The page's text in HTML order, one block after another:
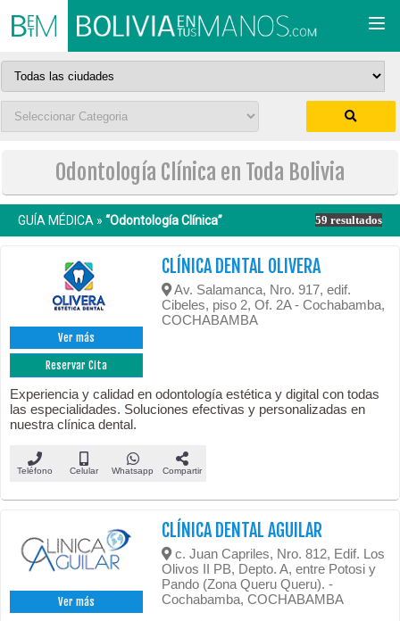
Odontología Clínica en Toda Bolivia
GUÍA MÉDICA » “Odontología Clínica” 59 resultados
Ver más
Reservar Cita
CLÍNICA DENTAL OLIVERA
Av. Salamanca, Nro. 917, edif.
Cibeles, piso 2, Of. 2A - Cochabamba,
COCHABAMBA
Experiencia y calidad en odontología estética y digital con todas
las especialidades. Soluciones efectivas y personalizadas en
nuestra clínica dental.
Teléfono Celular Whatsapp Compartir
Ver más
CLÍNICA DENTAL AGUILAR
c. Juan Capriles, Nro. 812, Edif. Los
Olivos II PB, Depto. A, entre Potosi y
Pando (Zona Queru Queru). -
Cochabamba, COCHABAMBA